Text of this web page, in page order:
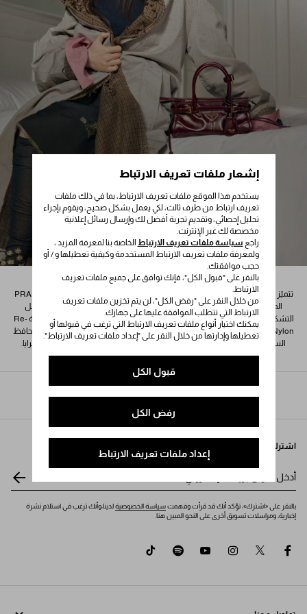
إشعار ملفات تعريف الارتباط
يستخدم هذا الموقع ملفات تعريف الارتباط، بما في ذلك ملفات
تعريف ارتباط من طرف ثالث، لكي يعمل بشكل صحيح، ويقوم بإجراء
تحليل إحصائي، وتقديم تجربة أفضل لك وإرسال رسائل إعلانية
مخصصة لك عبر الإنترنت.
راجع سياسة ملفات تعريف الارتباط الخاصة بنا لمعرفة المزيد ،
ولمعرفة ملفات تعريف الارتباط المستخدمة وكيفية تعطيلها و / أو
حجب موافقتك.
بالنقر على "قبول الكل"، فإنك توافق على جميع ملفات تعريف
الارتباط.
من خلال النقر على "رفض الكل"، لن يتم تخزين ملفات تعريف
الارتباط التي تتطلب الموافقة عليها على جهازك.
يمكنك اختيار أنواع ملفات تعريف الارتباط التي ترغب في قبولها أو
تعطيلها وإدارتها من خلال النقر على "إعداد ملفات تعريف الارتباط".
قبول الكل
رفض الكل
إعداد ملفات تعريف الارتباط
المجموعة النسائية الجديدة
اكتشف
تتميّز الاكسسوارات النسائية من PRADA بتصميمات جديدة مُبتكرة مع شعار PRADA
المثلث، وتكتمل روعتها بنقشات وتفاصيل مُذهلة ولمسة رسومية بارزة. وتشمل
التشكيلة عصبات الرأس المُبطنة من PRADA والقبعات الباكيت النسائية من خامة Re-
Nylon وحلقات وسلاسل المفاتيح والأوشحة من الكشمير والحرير المنقوش والمحافظ
النسائية من جلد سافيانو والقفازات والأحزمة وحقائب التزيين الفاخرة المزودة بمرايا.
Prada
/ النساء / الأكسسوارات
اشترك في نشرتنا الإخبارية
أدخل عنوان بريدك الإلكتروني
بالنقر على «اشترك»، تؤكد أنك قد قرأت وفهمتسياسة الخصوصيةلدينا،وأنك ترغب في استلام نشرة
إخبارية، ومراسلات تسويق أخرى على النحو المبين هنا.
facebook
twitter
instagram
youtube
spotify